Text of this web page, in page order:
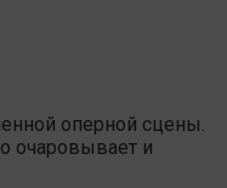
оперной сцены.
очаровывает и